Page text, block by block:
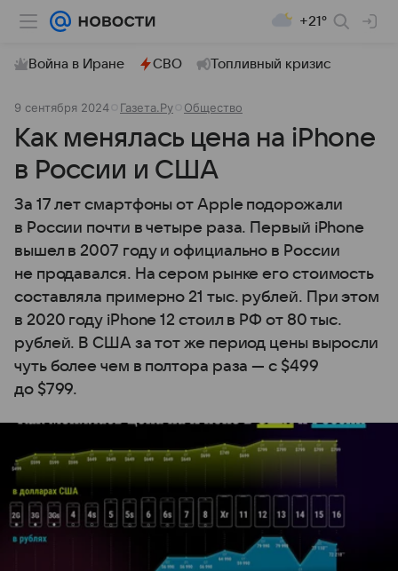
+21°
Война в Иране СВО Топливный кризис
9 сентября 2024 Газета.Ру Общество
Как менялась цена на iPhone
в России и США
За 17 лет смартфоны от Apple подорожали
в России почти в четыре раза. Первый iPhone
вышел в 2007 году и официально в России
не продавался. На сером рынке его стоимость
составляла примерно 21 тыс. рублей. При этом
в 2020 году iPhone 12 стоил в РФ от 80 тыс.
рублей. В США за тот же период цены выросли
чуть более чем в полтора раза — с $499
до $799.